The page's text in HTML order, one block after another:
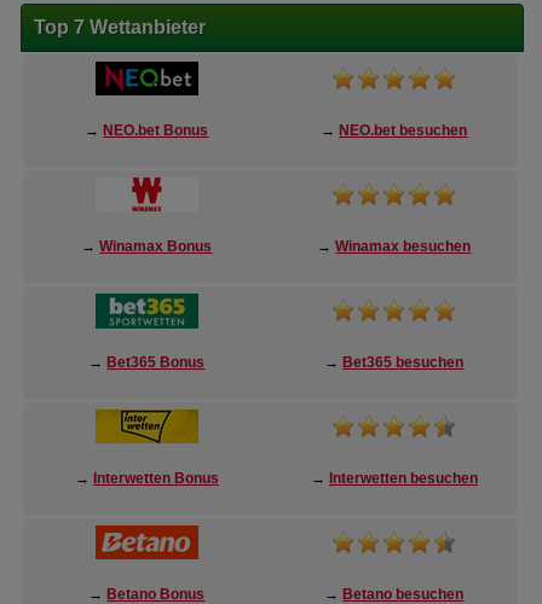
Top 7 Wettanbieter
→NEO.bet Bonus →NEO.bet besuchen
→Winamax Bonus →Winamax besuchen
→Bet365 Bonus →Bet365 besuchen
→ Interwetten Bonus → Interwetten besuchen
→Betano Bonus →Betano besuchen